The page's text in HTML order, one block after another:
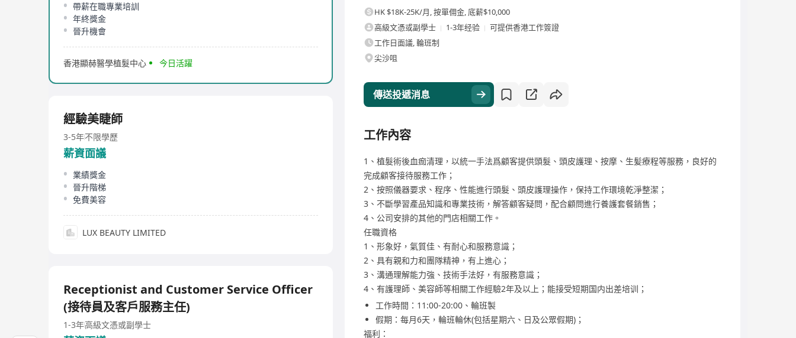
帶薪在職專業培訓
年終獎金
晉升機會
香港顯赫醫學植髮中心 今日活躍
經驗美睫師
3-5年不限學歷
薪資面議
業績獎金
晉升階梯
免費美容
LUX BEAUTY LIMITED
Receptionist and Customer Service Officer
(接待員及客戶服務主任)
1-3年高級文憑或副學士
HK $18K-25K/月,按單佣金, 底薪$10,000
高級文憑或副學士
1-3年经验
可提供香港工作簽證
工作日面議, 輪班制
尖沙咀
傳送投遞消息
工作內容
1、植髮術後血痂清理，以統一手法爲顧客提供頭髮、頭皮護理、按摩、生髪療程等服務，良好的
完成顧客接待服務工作；
2、按照儀器要求、程序、性能進行頭髮、頭皮護理操作，保持工作環境乾淨整潔；
3、不斷學習產品知識和專業技術，解答顧客疑問，配合顧問進行養護套餐銷售；
4、公司安排的其他的門店相關工作。
任職資格
1、形象好，氣質佳、有耐心和服務意識；
2、具有親和力和團隊精神，有上進心；
3、溝通理解能力強、技術手法好，有服務意識；
4、有護理師、美容師等相關工作經驗2年及以上；能接受短期国内出差培训；
工作時間：11:00-20:00、輪班製
假期：每月6天，輪班輪休(包括星期六、日及公眾假期)；
福利：